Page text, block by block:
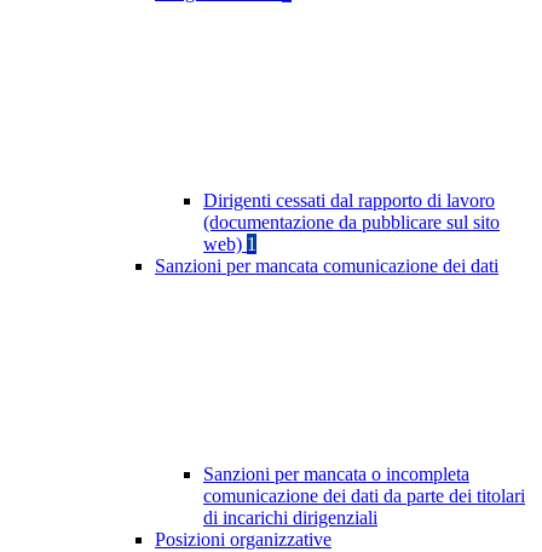
Dirigenti cessati dal rapporto di lavoro
(documentazione da pubblicare sul sito
web) 1
Sanzioni per mancata comunicazione dei dati
Sanzioni per mancata o incompleta
comunicazione dei dati da parte dei titolari
di incarichi dirigenziali
Posizioni organizzative